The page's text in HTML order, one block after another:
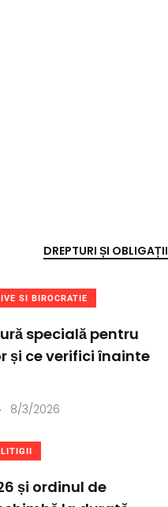
DREPTURI ȘI OBLIGAȚII
SI BIROCRATIE
specială pentru
și ce verifici înainte
. 8/3/2026
și ordinul de